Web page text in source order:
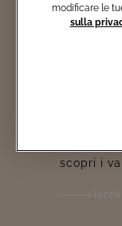
scopri i
modificare le
sulla